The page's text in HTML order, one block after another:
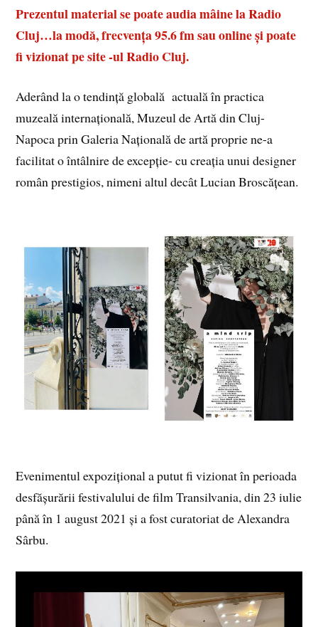
Prezentul material se poate audia mâine la Radio
Cluj…la modă, frecvența 95.6 fm sau online și poate
fi vizionat pe site -ul Radio Cluj.
Aderând la o tendință globală actuală în practica
muzeală internațională, Muzeul de Artă din Cluj-
Napoca prin Galeria Națională de artă proprie ne-a
facilitat o întâlnire de excepție- cu creația unui designer
român prestigios, nimeni altul decât Lucian Broscățean.
Evenimentul expozițional a putut fi vizionat în perioada
desfășurării festivalului de film Transilvania, din 23 iulie
până în 1 august 2021 și a fost curatoriat de Alexandra
Sârbu.